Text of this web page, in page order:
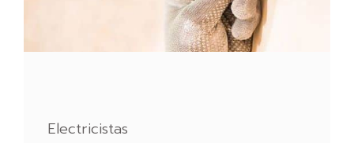
Electricistas